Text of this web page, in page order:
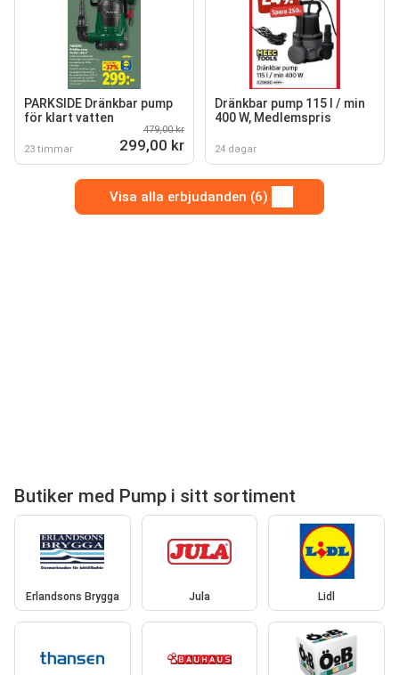
PARKSIDE Dränkbar pump
för klart vatten
23 timmar
479,00 kr
299,00 kr
Dränkbar pump 115 l / min
400 W, Medlemspris
24 dagar
Visa alla erbjudanden (6)
Butiker med Pump i sitt sortiment
Erlandsons Brygga Jula Lidl